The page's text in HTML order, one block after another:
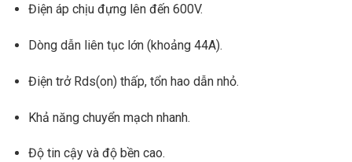
Điện áp chịu đựng lên đến 600V.
Dòng dẫn liên tục lớn (khoảng 44A).
Điện trở Rds(on) thấp, tổn hao dẫn nhỏ.
Khả năng chuyển mạch nhanh.
Độ tin cậy và độ bền cao.